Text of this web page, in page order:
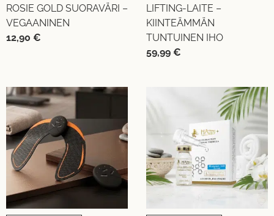
ROSIE GOLD SUORAVÄRI –
VEGAANINEN
12,90 €
LIFTING-LAITE –
KIINTEÄMMÄN
TUNTUINEN IHO
59,99 €